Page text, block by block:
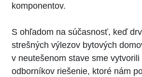
komponentov.
S ohľadom na súčasnosť, keď
strešných výlezov bytových
v neutešenom stave sme vytvorili
odborníkov riešenie, ktoré nám